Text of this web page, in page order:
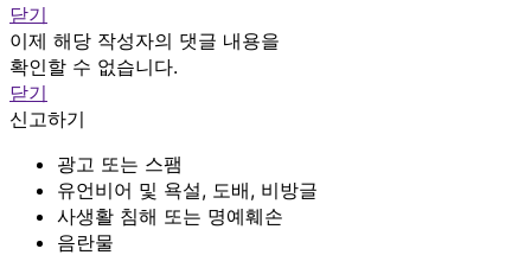
닫기
이제 해당 작성자의 댓글 내용을
확인할 수 없습니다.
닫기
신고하기
광고 또는 스팸
유언비어 및 욕설, 도배, 비방글
사생활 침해 또는 명예훼손
음란물